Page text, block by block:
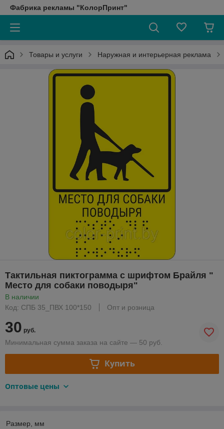
Фабрика рекламы "КолорПринт"
Товары и услуги Наружная и интерьерная реклама
Тактильная пиктограмма с шрифтом Брайля "
Место для собаки поводыря"
В наличии
Код: СПБ 35_ПВХ 100*150
Опт и розница
30 руб.
Минимальная сумма заказа на сайте — 50 руб.
Купить
Оптовые цены
Размер, мм